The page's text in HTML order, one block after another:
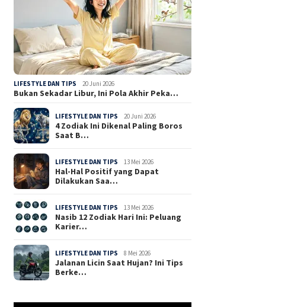
LIFESTYLE DAN TIPS 20 Juni 2026
Bukan Sekadar Libur, Ini Pola Akhir Peka…
LIFESTYLE DAN TIPS 20 Juni 2026
4 Zodiak Ini Dikenal Paling Boros
Saat B…
LIFESTYLE DAN TIPS 13 Mei 2026
Hal-Hal Positif yang Dapat
Dilakukan Saa…
LIFESTYLE DAN TIPS 13 Mei 2026
Nasib 12 Zodiak Hari Ini: Peluang
Karier…
LIFESTYLE DAN TIPS 8 Mei 2026
Jalanan Licin Saat Hujan? Ini Tips
Berke…